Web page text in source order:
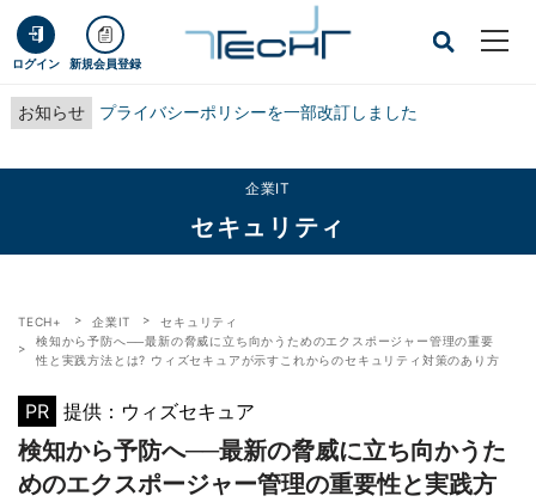
ログイン 新規会員登録
お知らせ プライバシーポリシーを一部改訂しました
企業IT
セキュリティ
TECH+ 企業IT
セキュリティ
検知から予防へ──最新の脅威に立ち向かうためのエクスポージャー管理の重要
性と実践方法とは? ウィズセキュアが示すこれからのセキュリティ対策のあり方
PR 提供：ウィズセキュア
検知から予防へ──最新の脅威に立ち向かうた
めのエクスポージャー管理の重要性と実践方